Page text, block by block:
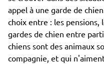
appel à une garde de
choix entre : les pensions,
gardes de chien entre
chiens sont des animaux
compagnie, et qui